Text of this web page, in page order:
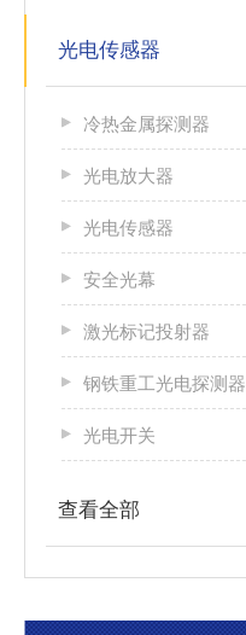
光电传感器
冷热金属探测器
光电放大器
光电传感器
安全光幕
激光标记投射器
钢铁重工光电探测器
光电开关
查看全部